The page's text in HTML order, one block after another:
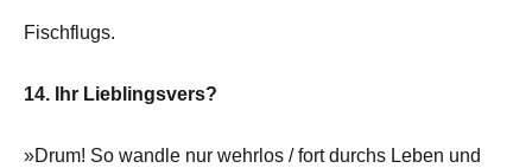
Fischflugs.
14. Ihr Lieblingsvers?
»Drum! So wandle nur wehrlos / fort durchs Leben und